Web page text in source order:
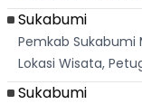
Sukabumi
Pemkab Sukabumi
Lokasi Wisata,
Sukabumi